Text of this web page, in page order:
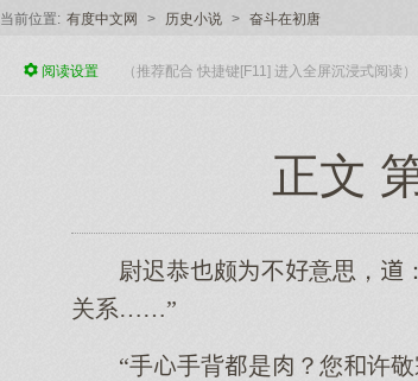
当前位置: 有度中文网 > 历史小说 > 奋斗在初唐
阅读设置 （推荐配合 快捷键[F11] 进入全屏沉浸式阅读）
正文
尉迟恭颇不意思，
关系……”
“手手背是？您许